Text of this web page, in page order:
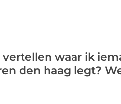
waar ik
den haag legt?